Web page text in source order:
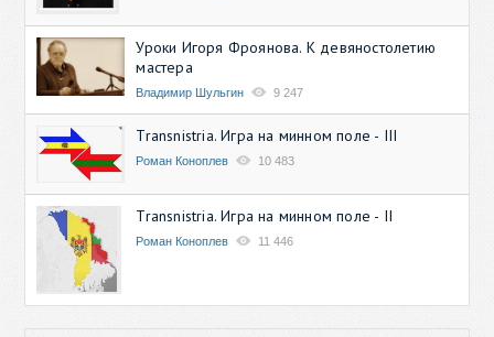
Уроки Игоря Фроянова. К девяностолетию
мастера
Владимир Шульгин 9 247
Transnistria. Игра на минном поле - III
Роман Коноплев 10 483
Transnistria. Игра на минном поле - II
Роман Коноплев 11 446